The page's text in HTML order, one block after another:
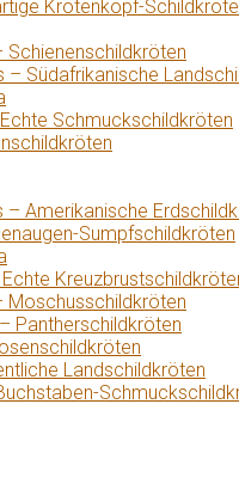
Krötenkopf-
Südafrikanische
Schmuckschildkröten
– Amerikanische
Sumpfschildkröten
Moschusschildkröten
Pantherschildkröten
Landschildkröten